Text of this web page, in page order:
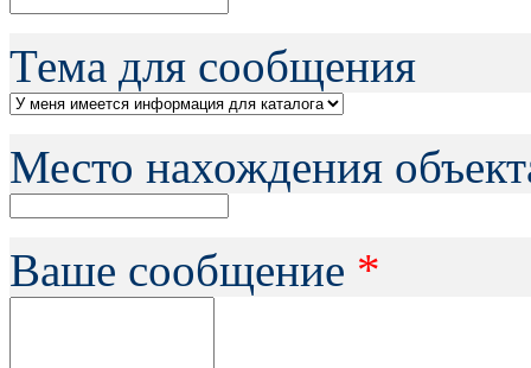
Тема для сообщения
Место нахождения
Ваше сообщение *